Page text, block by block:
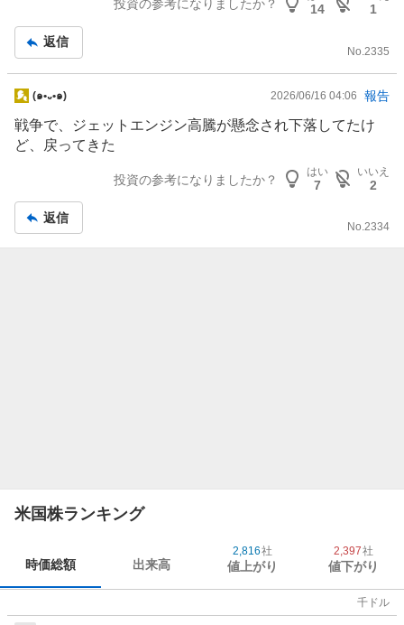
投資の参考になりましたか？ 14 1
返信
No. 2335
掲
示
板
記
(๑•᎑•๑) 2026/06/16 04:06 報告
戦争で、ジェットエンジン高騰が懸念され下落してたけ
ど、戻ってきた
投資の参考になりましたか？
はい
7
いいえ
2
返信
No.2334
米国株ランキング
時価総額 出来高
2,816社
値上がり
2,397社
値下がり
千ドル